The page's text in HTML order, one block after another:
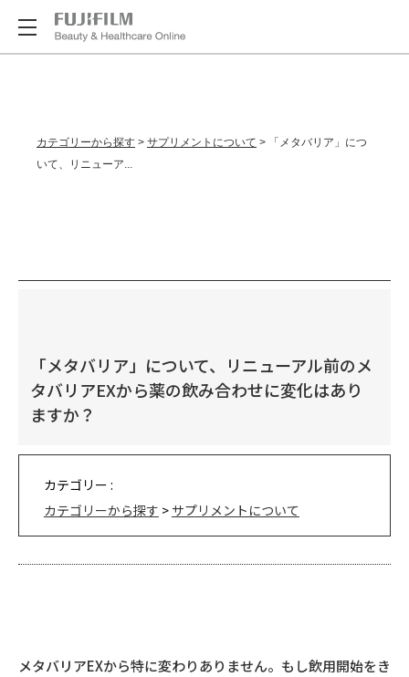
カテゴリーから探す > サプリメントについて >
「メタバリア」につ
いて、リニューア...
「メタバリア」について、リニューアル前のメ
タバリアEXから薬の飲み合わせに変化はあり
ますか？
カテゴリー :
カテゴリーから探す > サプリメントについて
メタバリアEXから特に変わりありません。もし飲用開始をき